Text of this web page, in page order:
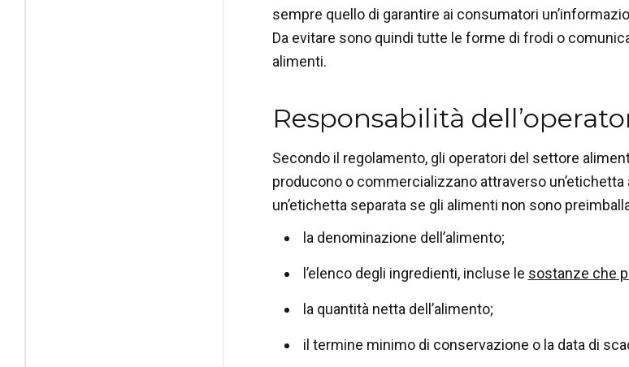
sempre quello di garantire ai consumatori
Da evitare sono quindi tutte le forme di frodi o
alimenti.
Responsabilità
Secondo il regolamento, gli operatori del settore
producono o commercializzano attraverso
un’etichetta separata se gli alimenti non sono
la denominazione dell’alimento;
l’elenco degli ingredienti, incluse le sostanze che
la quantità netta dell’alimento;
il termine minimo di conservazione o la data di